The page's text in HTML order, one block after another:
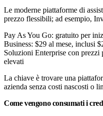
Le moderne piattaforme di
prezzo flessibili; ad esempio,
Pay As You Go: gratuito per
Business: $29 al mese, inclusi
Soluzioni Enterprise con
elevati
La chiave è trovare una
azienda senza costi nascosti o
Come vengono consumati i